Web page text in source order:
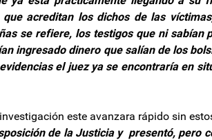
acreditan los dichos de las
se refiere, los testigos que ni sabían
ingresado dinero que salían de los
el juez ya se encontraría en
este avanzara rápido sin
de la Justicia y presentó, pero